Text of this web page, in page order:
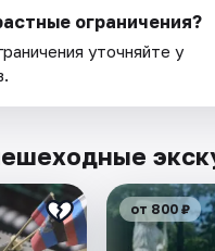
ограничения?
уточняйте у
от 800 ₽